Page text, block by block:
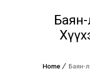
Баян-
Home
Баян-